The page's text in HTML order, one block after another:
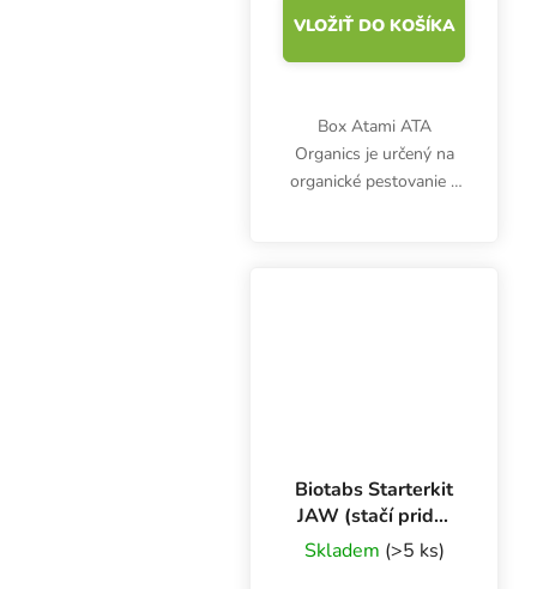
VLOŽIŤ DO KOŠÍKA
Box Atami ATA
Organics je určený na
organické pestovanie v
Biotabs Starterkit
JAW (stačí pridať
vodu), sada hnojív
Skladem (>5 ks)